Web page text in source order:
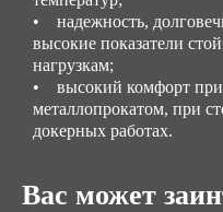
• надежность,
высокие показатели
нагрузкам;
• высокий комфорт при
металлопрокатом, при
докерных работах.
Вас может